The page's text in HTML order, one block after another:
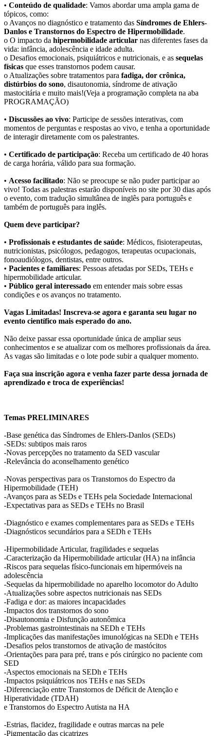
• Conteúdo de qualidade: Vamos abordar uma ampla gama de
tópicos, como:
o Avanços no diagnóstico e tratamento das Síndromes de Ehlers-
Danlos e Transtornos do Espectro de Hipermobilidade.
o O impacto da hipermobilidade articular nas diferentes fases da
vida: infância, adolescência e idade adulta.
o Desafios emocionais, psiquiátricos e nutricionais, e as sequelas
físicas que esses transtornos podem causar.
o Atualizações sobre tratamentos para fadiga, dor crônica,
distúrbios do sono, disautonomia, síndrome de ativação
mastocitária e muito mais!(Veja a programação completa na aba
PROGRAMAÇÃO)
• Discussões ao vivo: Participe de sessões interativas, com
momentos de perguntas e respostas ao vivo, e tenha a oportunidade
de interagir diretamente com os palestrantes.
• Certificado de participação: Receba um certificado de 40 horas
de carga horária, válido para sua formação.
• Acesso facilitado: Não se preocupe se não puder participar ao
vivo! Todas as palestras estarão disponíveis no site por 30 dias após
o evento, com tradução simultânea de inglês para português e
também de português para inglês.
Quem deve participar?
• Profissionais e estudantes de saúde: Médicos, fisioterapeutas,
nutricionistas, psicólogos, pedagogos, terapeutas ocupacionais,
fonoaudiólogos, dentistas, entre outros.
• Pacientes e familiares: Pessoas afetadas por SEDs, TEHs e
hipermobilidade articular.
• Público geral interessado em entender mais sobre essas
condições e os avanços no tratamento.
Vagas Limitadas! Inscreva-se agora e garanta seu lugar no
evento científico mais esperado do ano.
Não deixe passar essa oportunidade única de ampliar seus
conhecimentos e se atualizar com os melhores profissionais da área.
As vagas são limitadas e o lote pode subir a qualquer momento.
Faça sua inscrição agora e venha fazer parte dessa jornada de
aprendizado e troca de experiências!
Temas PRELIMINARES
-Base genética das Síndromes de Ehlers-Danlos (SEDs)
-SEDs: subtipos mais raros
-Novas percepções no tratamento da SED vascular
-Relevância do aconselhamento genético
-Novas perspectivas para os Transtornos do Espectro da
Hipermobilidade (TEH)
-Avanços para as SEDs e TEHs pela Sociedade Internacional
-Expectativas para as SEDs e TEHs no Brasil
-Diagnóstico e exames complementares para as SEDs e TEHs
-Diagnósticos secundários para a SEDh e TEHs
-Hipermobilidade Articular, fragilidades e sequelas
-Caracterização da Hipermobilidade articular (HA) na infância
-Riscos para sequelas físico-funcionais em hipermóveis na
adolescência
-Sequelas da hipermobilidade no aparelho locomotor do Adulto
-Atualizações sobre aspectos nutricionais nas SEDs
-Fadiga e dor: as maiores incapacidades
-Impactos dos transtornos do sono
-Disautonomia e Disfunção autonômica
-Problemas gastrointestinais na SEDh e TEHs
-Implicações das manifestações imunológicas na SEDh e TEHs
-Desafios pelos transtornos de ativação de mastócitos
-Orientações para para pré, trans e pós cirúrgico no paciente com
SED
-Aspectos emocionais na SEDh e TEHs
-Impactos psiquiátricos nos TEHs e nas SEDs
-Diferenciação entre Transtornos de Déficit de Atenção e
Hiperatividade (TDAH)
e Transtornos do Espectro Autista na HA
-Estrias, flacidez, fragilidade e outras marcas na pele
-Pigmentação das cicatrizes